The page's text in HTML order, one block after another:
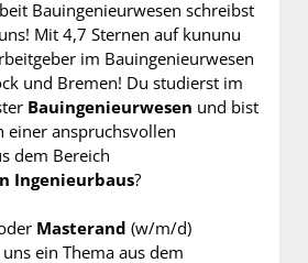
Bauingenieurwesen schreibst
Mit 4,7 Sternen auf kununu
im Bauingenieurwesen
und Bremen! Du studierst im
Bauingenieurwesen und bist
einer anspruchsvollen
dem Bereich
Ingenieurbaus?
Masterand (w/m/d)
ein Thema aus dem